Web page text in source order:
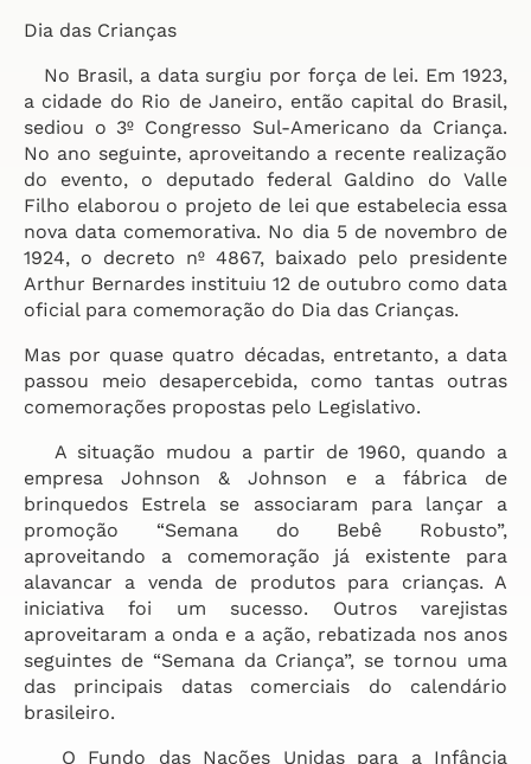
Dia das Crianças
No Brasil, a data surgiu por força de lei. Em 1923,
a cidade do Rio de Janeiro, então capital do Brasil,
sediou o 3º Congresso Sul-Americano da Criança.
No ano seguinte, aproveitando a recente realização
do evento, o deputado federal Galdino do Valle
Filho elaborou o projeto de lei que estabelecia essa
nova data comemorativa. No dia 5 de novembro de
1924, o decreto nº 4867, baixado pelo presidente
Arthur Bernardes instituiu 12 de outubro como data
oficial para comemoração do Dia das Crianças.
Mas por quase quatro décadas, entretanto, a data
passou meio desapercebida, como tantas outras
comemorações propostas pelo Legislativo.
A situação mudou a partir de 1960, quando a
empresa Johnson & Johnson e a fábrica de
brinquedos Estrela se associaram para lançar a
promoção “Semana do Bebê Robusto”,
aproveitando a comemoração já existente para
alavancar a venda de produtos para crianças. A
iniciativa foi um sucesso. Outros varejistas
aproveitaram a onda e a ação, rebatizada nos anos
seguintes de “Semana da Criança”, se tornou uma
das principais datas comerciais do calendário
brasileiro.
O Fundo das Nações Unidas para a Infância